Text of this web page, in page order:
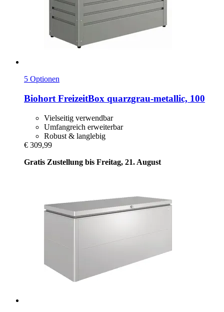
5 Optionen
Biohort FreizeitBox quarzgrau-​metallic, 100
Vielseitig verwendbar
Umfangreich erweiterbar
Robust & langlebig
€ 309,99
Gratis Zustellung bis Freitag, 21. August